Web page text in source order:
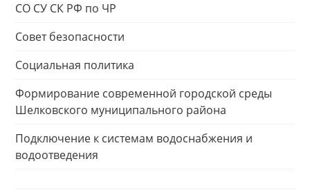
СО СУ СК РФ по ЧР
Совет безопасности
Социальная политика
Формирование современной городской среды
Шелковского муниципального района
Подключение к системам водоснабжения и
водоотведения